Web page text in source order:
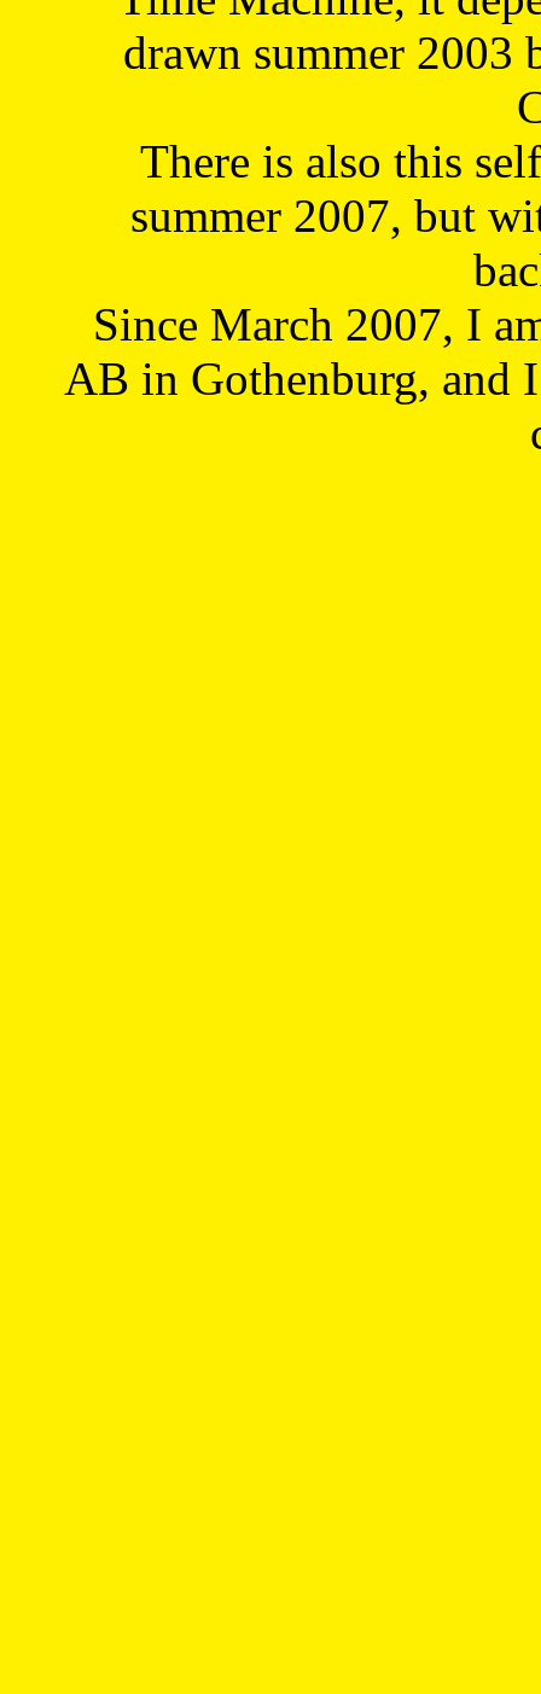
drawn summer 2003
There is also this
summer 2007, but
Since March 2007, I
AB in Gothenburg, and